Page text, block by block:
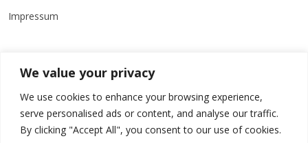
We value your privacy
We use cookies to enhance your browsing experience,
serve personalised ads or content, and analyse our traffic.
By clicking "Accept All", you consent to our use of cookies.
Impressum
Folgen Sie uns
Entdecken Sie exklusive Inhalte und bleiben Sie auf dem